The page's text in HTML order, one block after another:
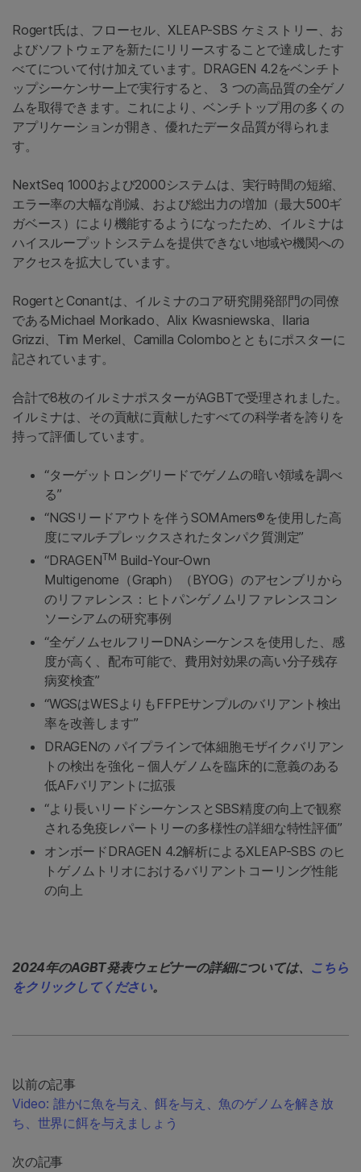
Rogert氏は、フローセル、XLEAP-SBS ケミストリー、お
よびソフトウェアを新たにリリースすることで達成したす
べてについて付け加えています。DRAGEN 4.2をベンチト
ップシーケンサー上で実行すると、 3 つの高品質の全ゲノ
ムを取得できます。これにより、ベンチトップ用の多くの
アプリケーションが開き、優れたデータ品質が得られま
す。
NextSeq 1000および2000システムは、実行時間の短縮、
エラー率の大幅な削減、および総出力の増加（最大500ギ
ガベース）により機能するようになったため、イルミナは
ハイスループットシステムを提供できない地域や機関への
アクセスを拡大しています。
RogertとConantは、イルミナのコア研究開発部門の同僚
であるMichael Morikado、Alix Kwasniewska、Ilaria
Grizzi、Tim Merkel、Camilla Colomboとともにポスターに
記されています。
合計で8枚のイルミナポスターがAGBTで受理されました。
イルミナは、その貢献に貢献したすべての科学者を誇りを
持って評価しています。
“ターゲットロングリードでゲノムの暗い領域を調べ
る”
“NGSリードアウトを伴うSOMAmers®を使用した高
度にマルチプレックスされたタンパク質測定”
“DRAGENTM Build-Your-Own
Multigenome（Graph）（BYOG）のアセンブリから
のリファレンス：ヒトパンゲノムリファレンスコン
ソーシアムの研究事例
“全ゲノムセルフリーDNAシーケンスを使用した、感
度が高く、配布可能で、費用対効果の高い分子残存
病変検査”
“WGSはWESよりもFFPEサンプルのバリアント検出
率を改善します”
DRAGENの パイプラインで体細胞モザイクバリアン
トの検出を強化 – 個人ゲノムを臨床的に意義のある
低AFバリアントに拡張
“より長いリードシーケンスとSBS精度の向上で観察
される免疫レパートリーの多様性の詳細な特性評価”
オンボードDRAGEN 4.2解析によるXLEAP-SBS のヒ
トゲノムトリオにおけるバリアントコーリング性能
の向上
2024年のAGBT発表ウェビナーの詳細については、 こちら
をクリックしてください。
以前の記事
Video: 誰かに魚を与え、餌を与え、魚のゲノムを解き放
ち、世界に餌を与えましょう
次の記事